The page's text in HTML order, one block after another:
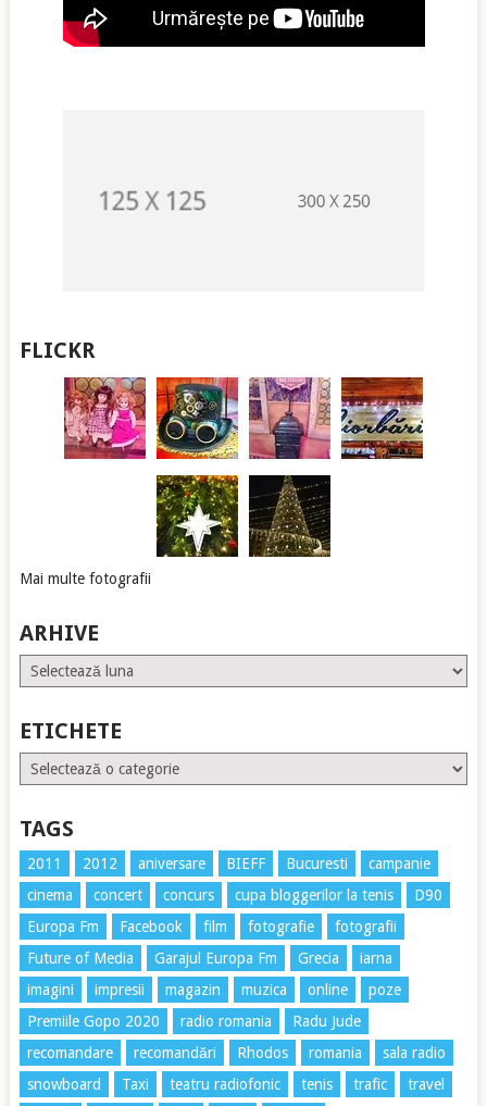
FLICKR
Mai multe fotografii
ARHIVE
Arhive
ETICHETE
Etichete
TAGS
2011 2012 aniversare BIEFF Bucuresti
campanie
cinema
concert concurs cupa bloggerilor la tenis
D90
Europa Fm
Facebook film fotografie
fotografii
Future of Media
Garajul Europa Fm Grecia
iarna
imagini
impresii magazin muzica online
poze
Premiile Gopo 2020
radio romania
Radu Jude
recomandare
recomandări Rhodos romania
sala radio
snowboard
Taxi teatru radiofonic tenis trafic travel